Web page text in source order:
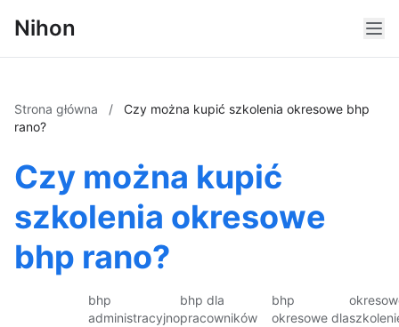
Nihon
Strona główna /
Czy można kupić szkolenia okresowe bhp
rano?
Czy można kupić
szkolenia okresowe
bhp rano?
bhp
administracyjno
bhp dla
pracowników
bhp
okresowe dla